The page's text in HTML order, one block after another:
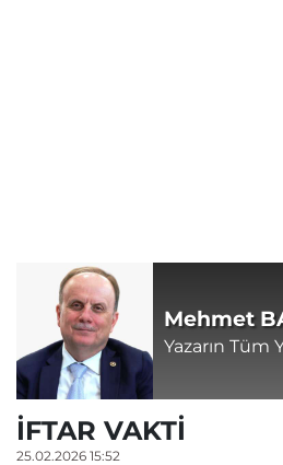
Mehmet
Yazarın Tüm
İFTAR VAKTİ
25.02.2026 15:52